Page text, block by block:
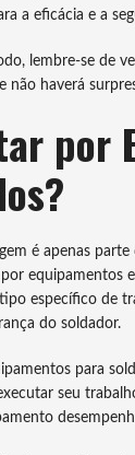
a eficácia e a
lembre-se de
não haverá
por
é apenas
equipamentos
específico de
do soldador.
para
seu